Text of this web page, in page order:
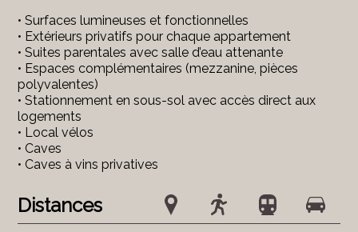
• Surfaces lumineuses et fonctionnelles
• Extérieurs privatifs pour chaque appartement
• Suites parentales avec salle d’eau attenante
• Espaces complémentaires (mezzanine, pièces
polyvalentes)
• Stationnement en sous-sol avec accès direct aux
logements
• Local vélos
• Caves
• Caves à vins privatives
Distances